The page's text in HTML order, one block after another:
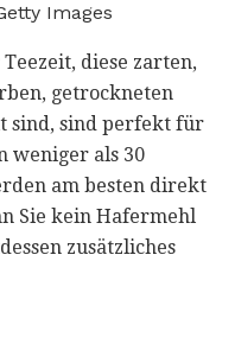
Images
diese zarten,
getrockneten
sind, sind perfekt für
weniger als 30
am besten direkt
Sie kein Hafermehl
zusätzliches